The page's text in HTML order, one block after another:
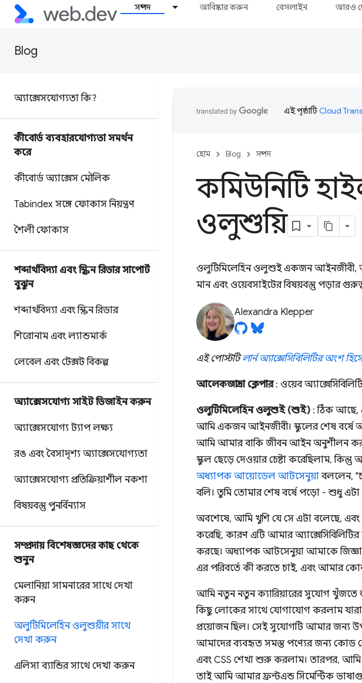
সম্পদ আবিষ্কার করুন বেসলাইন আরও
Blog
অ্যাক্সেসযোগ্যতা কি?
কীবোর্ড ব্যবহারযোগ্যতা সমর্থন
করে
কীবোর্ড অ্যাক্সেস মৌলিক
Tabindex সঙ্গে ফোকাস নিয়ন্ত্রণ
শৈলী ফোকাস
শব্দার্থবিদ্যা এবং স্ক্রিন রিডার সাপোর্ট
বুঝুন
শব্দার্থবিদ্যা এবং স্ক্রিন রিডার
শিরোনাম এবং ল্যান্ডমার্ক
লেবেল এবং টেক্সট বিকল্প
অ্যাক্সেসযোগ্য সাইট ডিজাইন করুন
অ্যাক্সেসযোগ্য ট্যাপ লক্ষ্য
রঙ এবং বৈসাদৃশ্য অ্যাক্সেসযোগ্যতা
অ্যাক্সেসযোগ্য প্রতিক্রিয়াশীল নকশা
বিষয়বস্তু পুনর্বিন্যাস
সম্প্রদায় বিশেষজ্ঞদের কাছ থেকে
শুনুন
মেলানিয়া সামনারের সাথে দেখা
করুন
অলুটিমিলেহিন ওলুশুয়ীর সাথে
দেখা করুন
এলিসা ব্যান্ডির সাথে দেখা করুন
এই পৃষ্ঠাটিCloud
হোম Blog সম্পদ
কমিউনিটি
ওলুশুয়ি
ওলুটিমিলেহিন ওলুশুই একজন আইনজীবী,
মান এবং ওয়েবসাইটের বিষয়বস্তু পড়ার
Alexandra Klepper
এই পোস্টটিলার্ন অ্যাক্সেসিবিলিটির অংশ
আলেকজান্দ্রা ক্লেপার: ওয়েব
ওলুটিমিলেহিন ওলুশুই (শুই) : ঠিক আছে,
আমি একজন আইনজীবী। স্কুলের শেষ বর্ষে
আমি আমার বাকি জীবন আইন অনুশীলন
স্কুল ছেড়ে দেওয়ার চেষ্টা করেছিলাম, কিন্তু
অধ্যাপক আয়োডেল আটসেনুয়াবললেন,
বলি। তুমি তোমার শেষ বর্ষে পড়ো - শুধু
অবশেষে, আমি খুশি যে সে এটা বলেছে,
করেছি, কারণ এটি আমার
করছে। অধ্যাপক আটসেনুয়া আমাকে
এর পরিবর্তে কী করতে চাই, এবং আমার
আমি নতুন নতুন ক্যারিয়ারের সুযোগ
কিছু লোকের সাথে যোগাযোগ করলাম
প্রয়োজন ছিল। সেই সুযোগটি আমার জন্য
আমাদের ব্যবহৃত সমস্ত পণ্যের জন্য কোড
এবং CSS শেখা শুরু করলাম। তারপর, আমি
তাই আমি আমার ফ্রন্টএন্ড সিমেন্টিক